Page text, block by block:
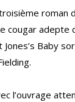
cougar
Baby
l’ouvrage